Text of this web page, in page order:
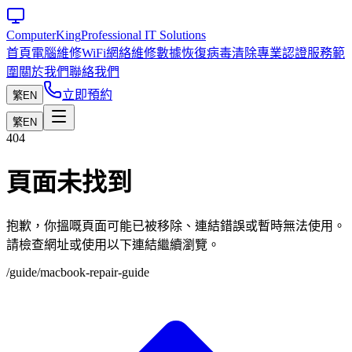
ComputerKingProfessional IT Solutions
首頁電腦維修WiFi網絡維修數據恢復病毒清除專業認證服務範
圍 關於我們聯絡我們
繁EN 立即預約
繁EN
404
頁面未找到
抱歉，你搵嘅頁面可能已被移除、連結錯誤或暫時無法使用。
請檢查網址或使用以下連結繼續瀏覽。
/guide/macbook-repair-guide